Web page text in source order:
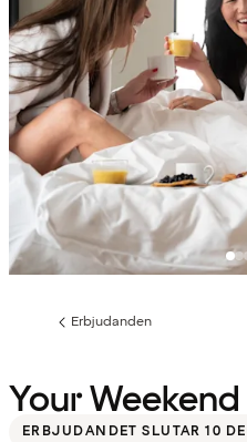
Föregående
Erbjudanden
Your
ERBJUDANDET SLUTAR 10